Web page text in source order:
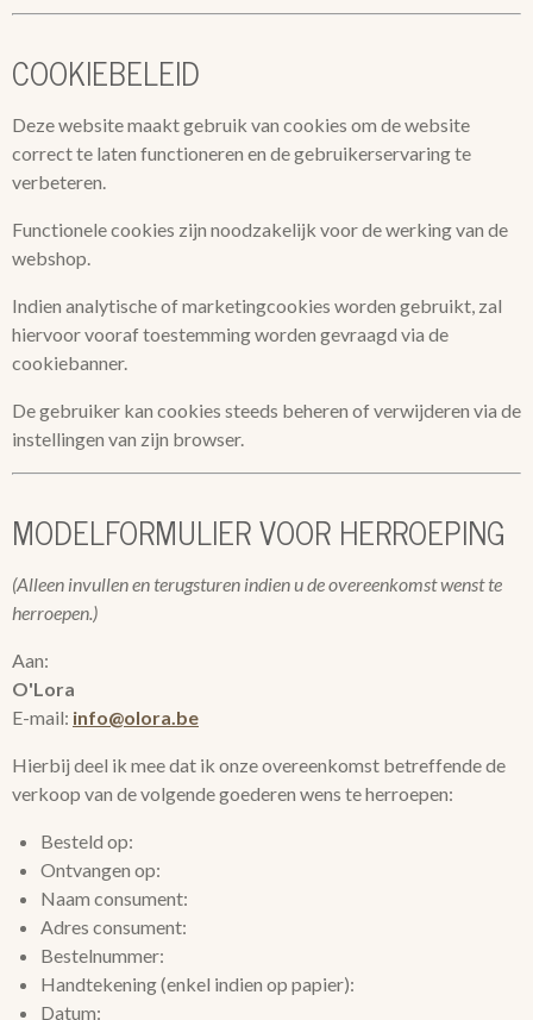
COOKIEBELEID
Deze website maakt gebruik van cookies om de website
correct te laten functioneren en de gebruikerservaring te
verbeteren.
Functionele cookies zijn noodzakelijk voor de werking van de
webshop.
Indien analytische of marketingcookies worden gebruikt, zal
hiervoor vooraf toestemming worden gevraagd via de
cookiebanner.
De gebruiker kan cookies steeds beheren of verwijderen via de
instellingen van zijn browser.
MODELFORMULIER VOOR HERROEPING
(Alleen invullen en terugsturen indien u de overeenkomst wenst te
herroepen.)
Aan:
O'Lora
E-mail: info@olora.be
Hierbij deel ik mee dat ik onze overeenkomst betreffende de
verkoop van de volgende goederen wens te herroepen:
Besteld op:
Ontvangen op:
Naam consument:
Adres consument:
Bestelnummer:
Handtekening (enkel indien op papier):
Datum: